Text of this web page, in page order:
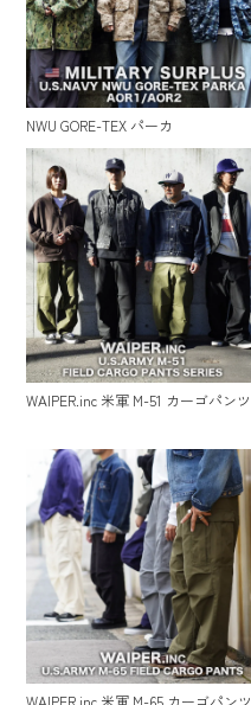
NWU GORE-TEX パーカ
WAIPER.inc 米軍 M-51 カーゴパンツ
WAIPER.inc 米軍 M-65 カーゴパンツ